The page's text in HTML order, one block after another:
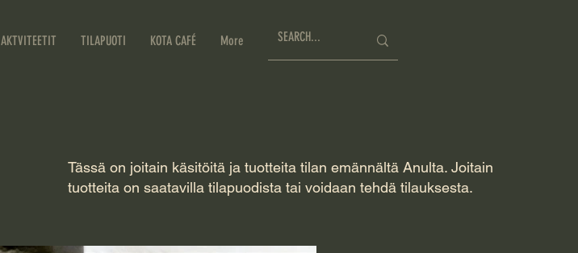
AKTVITEETIT TILAPUOTI KOTA CAFÉ More
Tässä on joitain käsitöitä ja tuotteita tilan emännältä Anulta. Joitain
tuotteita on saatavilla tilapuodista tai voidaan tehdä tilauksesta.